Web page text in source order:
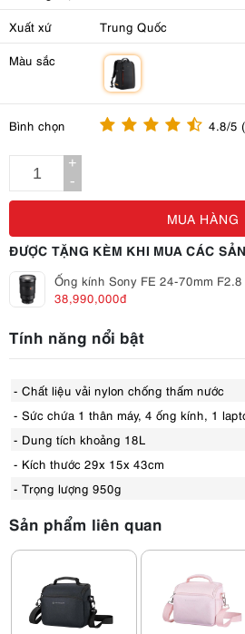
Xuất xứ Trung Quốc
Màu sắc
Bình chọn 4.8/5
+
-
MUA HÀNG
ĐƯỢC TẶNG KÈM KHI MUA CÁC
Ống kính Sony FE 24-70mm
38,990,000đ
Tính năng nổi bật
- Chất liệu vải nylon chống thấm nước
- Sức chứa 1 thân máy, 4 ống kính, 1
- Dung tích khoảng 18L
- Kích thước 29x 15x 43cm
- Trọng lượng 950g
Sản phẩm liên quan